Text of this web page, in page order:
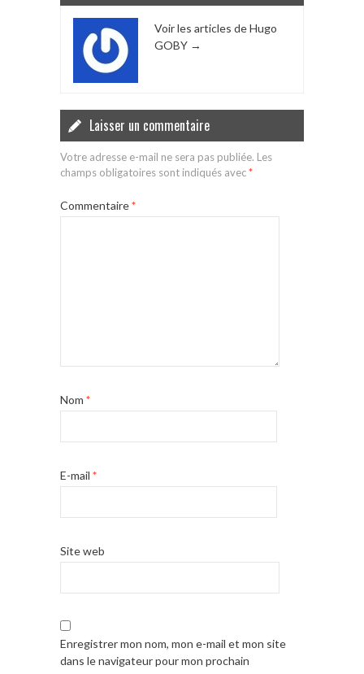
Voir les articles de Hugo
GOBY →
Laisser un commentaire
Votre adresse e-mail ne sera pas publiée. Les
champs obligatoires sont indiqués avec*
Commentaire*
Nom *
E-mail *
Site web
Enregistrer mon nom, mon e-mail et mon site
dans le navigateur pour mon prochain